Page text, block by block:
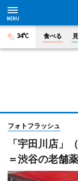
34°C 食べる
フォトフラッシュ
「宇田川店」
＝渋谷の老舗